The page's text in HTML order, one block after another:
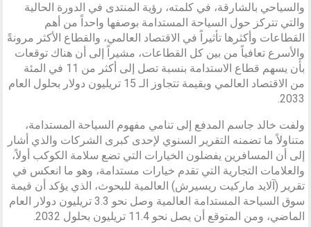
والسياحي بالشارقة، في كلمته، رؤية المنتدى في الدورة الحالية
والتي تتركز حول السياحة المستدامة بوصفها واحداً من أهم
القطاعات وأكثرها تأثيراً في الاقتصاد العالمي، والقطاع الأكثر مرونةً
والأسرع تعافياً من بين كل القطاعات، مشيراً إلى أن هناك توقعات
بأن يسهم قطاع الاستدامة بنسبة تصل إلى أكثر من 11 في المئة
من الاقتصاد العالمي وبقيمة تتجاوز الـ 15 تريليون دولار بحلول العام
2033.
ولفت خالد جاسم المدفع إلى تنامي مفهوم السياحة المستدامة،
متناولاً ما تضمنه التقرير السنوي لإحدى كبرى الشركات والذي أشار
إلى أن المسافرين يفضلون الخيارات التي تضع سلامة الكوكب أولاً،
والعلامات التجارية التي تقدم خيارات مستدامة، وهو ما انعكس في
تقرير (آلايد ماركيت ريسيرش) العالمية للبحوث، الذي يؤكد أن قيمة
سوق السياحة المستدامة العالمية وصل نحو 3.3 تريليون دولار العام
الماضي، ومن المتوقع أن يصل نحو 11.4 تريليون بحلول 2032.